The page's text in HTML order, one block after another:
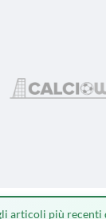
articoli più recenti